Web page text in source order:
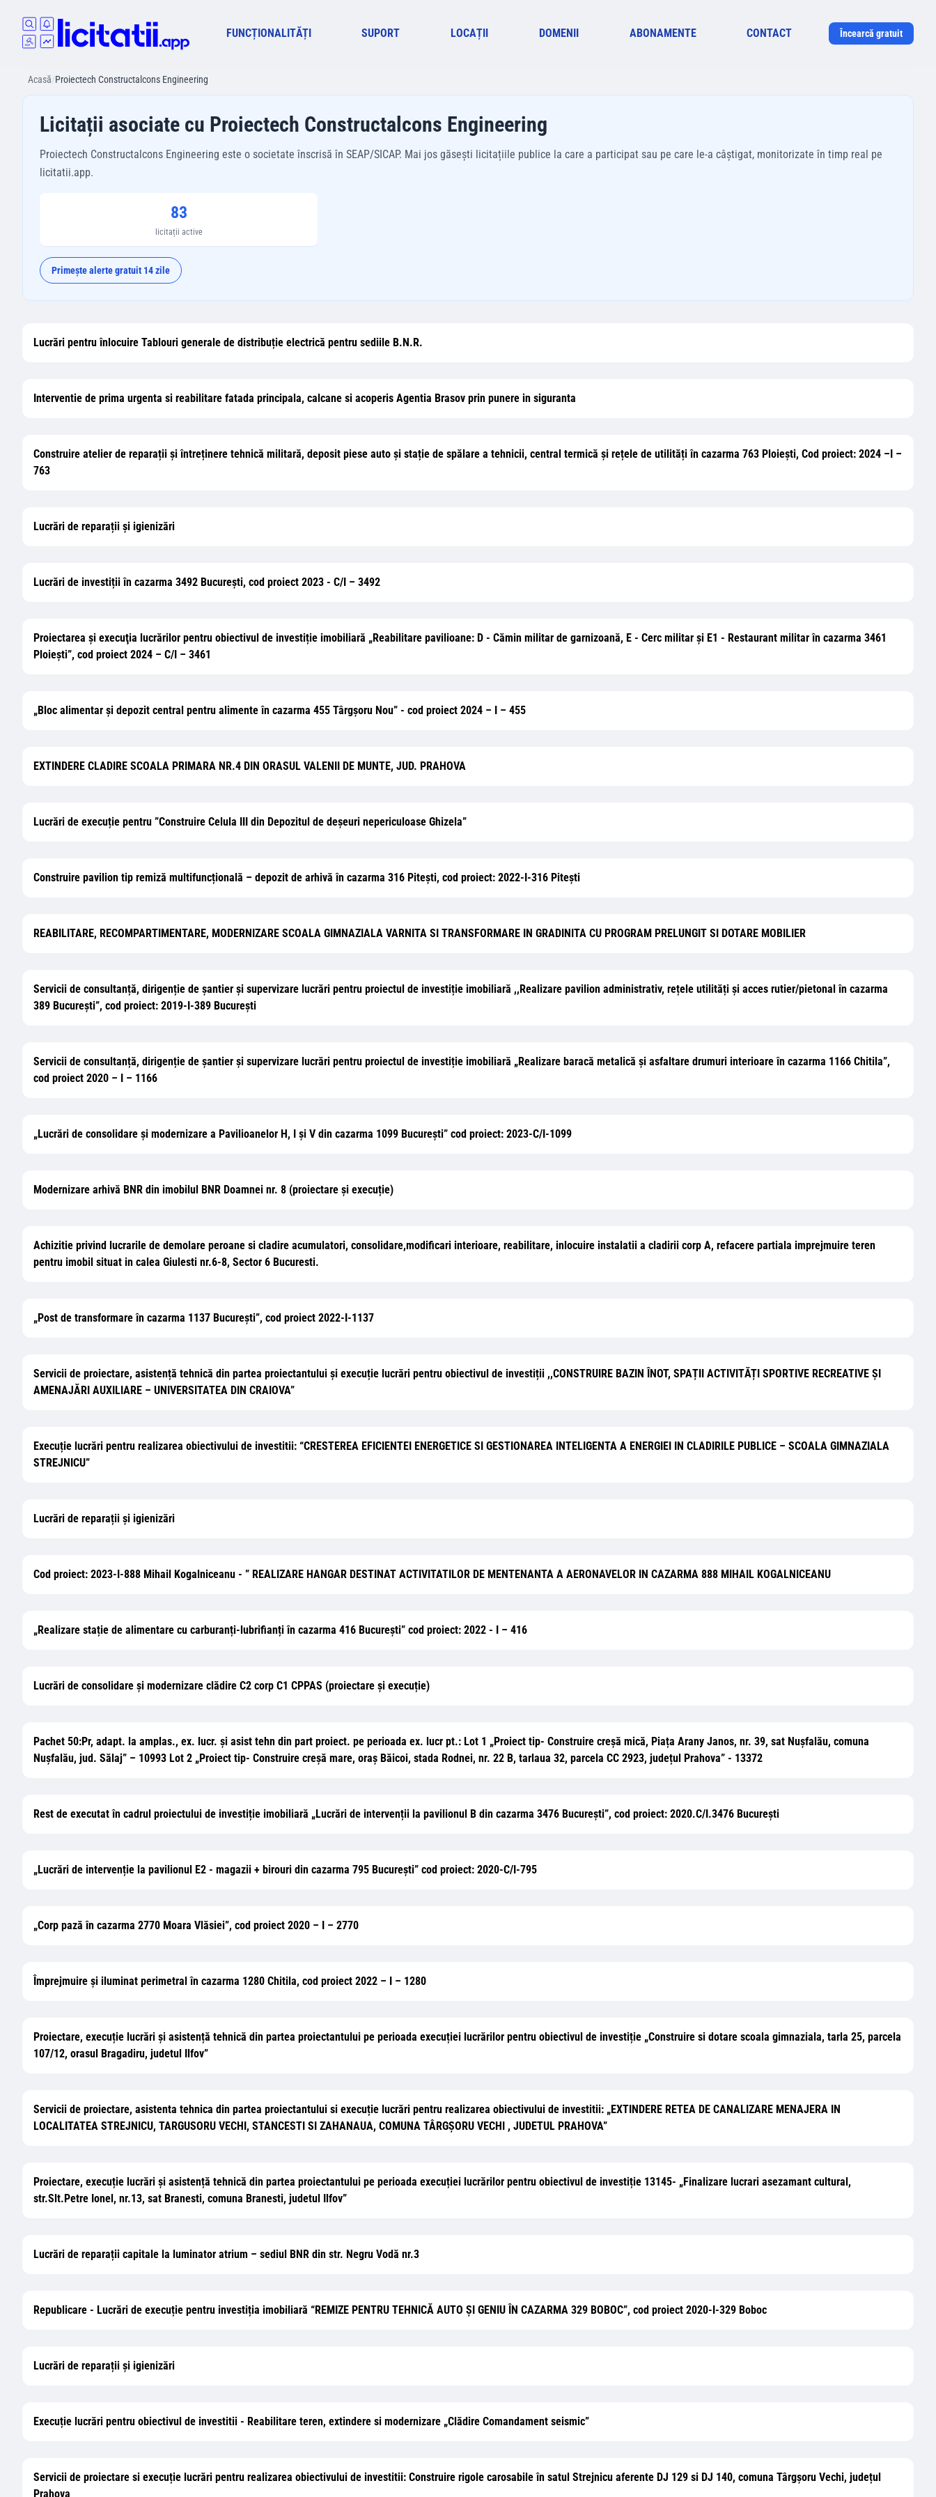
FUNCȚIONALITĂȚI SUPORT LOCAȚII DOMENII ABONAMENTE CONTACT Încearcă gratuit
Acasă/Proiectech Constructalcons Engineering
Licitații asociate cu Proiectech Constructalcons Engineering
Proiectech Constructalcons Engineering este o societate înscrisă în SEAP/SICAP. Mai jos găsești licitațiile publice la care a participat sau pe care le-a câștigat, monitorizate în timp real pe
licitatii.app.
83
licitații active
Primește alerte gratuit 14 zile
Lucrări pentru înlocuire Tablouri generale de distribuție electrică pentru sediile B.N.R.
Interventie de prima urgenta si reabilitare fatada principala, calcane si acoperis Agentia Brasov prin punere in siguranta
Construire atelier de reparații și întreținere tehnică militară, deposit piese auto și stație de spălare a tehnicii, central termică și rețele de utilități în cazarma 763 Ploiești, Cod proiect: 2024 –I –
763
Lucrări de reparații și igienizări
Lucrări de investiții în cazarma 3492 București, cod proiect 2023 - C/I – 3492
Proiectarea şi execuţia lucrărilor pentru obiectivul de investiție imobiliară „Reabilitare pavilioane: D - Cămin militar de garnizoană, E - Cerc militar și E1 - Restaurant militar în cazarma 3461
Ploiești”, cod proiect 2024 – C/I – 3461
„Bloc alimentar și depozit central pentru alimente în cazarma 455 Târgșoru Nou” - cod proiect 2024 – I – 455
EXTINDERE CLADIRE SCOALA PRIMARA NR.4 DIN ORASUL VALENII DE MUNTE, JUD. PRAHOVA
Lucrări de execuție pentru ”Construire Celula III din Depozitul de deșeuri nepericuloase Ghizela”
Construire pavilion tip remiză multifuncțională – depozit de arhivă în cazarma 316 Pitești, cod proiect: 2022-I-316 Pitești
REABILITARE, RECOMPARTIMENTARE, MODERNIZARE SCOALA GIMNAZIALA VARNITA SI TRANSFORMARE IN GRADINITA CU PROGRAM PRELUNGIT SI DOTARE MOBILIER
Servicii de consultanță, dirigenție de șantier și supervizare lucrări pentru proiectul de investiție imobiliară ,,Realizare pavilion administrativ, rețele utilități și acces rutier/pietonal în cazarma
389 București”, cod proiect: 2019-I-389 București
Servicii de consultanță, dirigenție de șantier și supervizare lucrări pentru proiectul de investiție imobiliară „Realizare baracă metalică și asfaltare drumuri interioare în cazarma 1166 Chitila”,
cod proiect 2020 – I – 1166
„Lucrări de consolidare și modernizare a Pavilioanelor H, I și V din cazarma 1099 București” cod proiect: 2023-C/I-1099
Modernizare arhivă BNR din imobilul BNR Doamnei nr. 8 (proiectare și execuție)
Achizitie privind lucrarile de demolare peroane si cladire acumulatori, consolidare,modificari interioare, reabilitare, inlocuire instalatii a cladirii corp A, refacere partiala imprejmuire teren
pentru imobil situat in calea Giulesti nr.6-8, Sector 6 Bucuresti.
„Post de transformare în cazarma 1137 București”, cod proiect 2022-I-1137
Servicii de proiectare, asistență tehnică din partea proiectantului și execuție lucrări pentru obiectivul de investiții ,,CONSTRUIRE BAZIN ÎNOT, SPAȚII ACTIVITĂȚI SPORTIVE RECREATIVE ȘI
AMENAJĂRI AUXILIARE – UNIVERSITATEA DIN CRAIOVA”
Execuție lucrări pentru realizarea obiectivului de investitii: “CRESTEREA EFICIENTEI ENERGETICE SI GESTIONAREA INTELIGENTA A ENERGIEI IN CLADIRILE PUBLICE – SCOALA GIMNAZIALA
STREJNICU”
Lucrări de reparații și igienizări
Cod proiect: 2023-I-888 Mihail Kogalniceanu - ” REALIZARE HANGAR DESTINAT ACTIVITATILOR DE MENTENANTA A AERONAVELOR IN CAZARMA 888 MIHAIL KOGALNICEANU
„Realizare stație de alimentare cu carburanți-lubrifianți în cazarma 416 București” cod proiect: 2022 - I – 416
Lucrări de consolidare și modernizare clădire C2 corp C1 CPPAS (proiectare și execuție)
Pachet 50:Pr, adapt. la amplas., ex. lucr. și asist tehn din part proiect. pe perioada ex. lucr pt.: Lot 1 „Proiect tip- Construire creșă mică, Piața Arany Janos, nr. 39, sat Nușfalău, comuna
Nușfalău, jud. Sălaj” – 10993 Lot 2 „Proiect tip- Construire creșă mare, oraș Băicoi, stada Rodnei, nr. 22 B, tarlaua 32, parcela CC 2923, județul Prahova” - 13372
Rest de executat în cadrul proiectului de investiție imobiliară „Lucrări de intervenții la pavilionul B din cazarma 3476 București”, cod proiect: 2020.C/I.3476 București
„Lucrări de intervenție la pavilionul E2 - magazii + birouri din cazarma 795 București” cod proiect: 2020-C/I-795
„Corp pază în cazarma 2770 Moara Vlăsiei”, cod proiect 2020 – I – 2770
Împrejmuire și iluminat perimetral în cazarma 1280 Chitila, cod proiect 2022 – I – 1280
Proiectare, execuție lucrări și asistență tehnică din partea proiectantului pe perioada execuției lucrărilor pentru obiectivul de investiție „Construire si dotare scoala gimnaziala, tarla 25, parcela
107/12, orasul Bragadiru, judetul Ilfov”
Servicii de proiectare, asistenta tehnica din partea proiectantului si execuție lucrări pentru realizarea obiectivului de investitii: „EXTINDERE RETEA DE CANALIZARE MENAJERA IN
LOCALITATEA STREJNICU, TARGUSORU VECHI, STANCESTI SI ZAHANAUA, COMUNA TÂRGȘORU VECHI , JUDETUL PRAHOVA”
Proiectare, execuție lucrări și asistență tehnică din partea proiectantului pe perioada execuției lucrărilor pentru obiectivul de investiție 13145- „Finalizare lucrari asezamant cultural,
str.Slt.Petre Ionel, nr.13, sat Branesti, comuna Branesti, judetul Ilfov”
Lucrări de reparații capitale la luminator atrium – sediul BNR din str. Negru Vodă nr.3
Republicare - Lucrări de execuție pentru investiția imobiliară “REMIZE PENTRU TEHNICĂ AUTO ȘI GENIU ÎN CAZARMA 329 BOBOC”, cod proiect 2020-I-329 Boboc
Lucrări de reparații și igienizări
Execuție lucrări pentru obiectivul de investitii - Reabilitare teren, extindere si modernizare „Clădire Comandament seismic”
Servicii de proiectare si execuție lucrări pentru realizarea obiectivului de investitii: Construire rigole carosabile în satul Strejnicu aferente DJ 129 si DJ 140, comuna Târgșoru Vechi, județul
Prahova